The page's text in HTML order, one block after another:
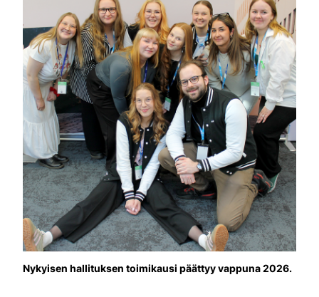
Nykyisen hallituksen toimikausi päättyy vappuna 2026.